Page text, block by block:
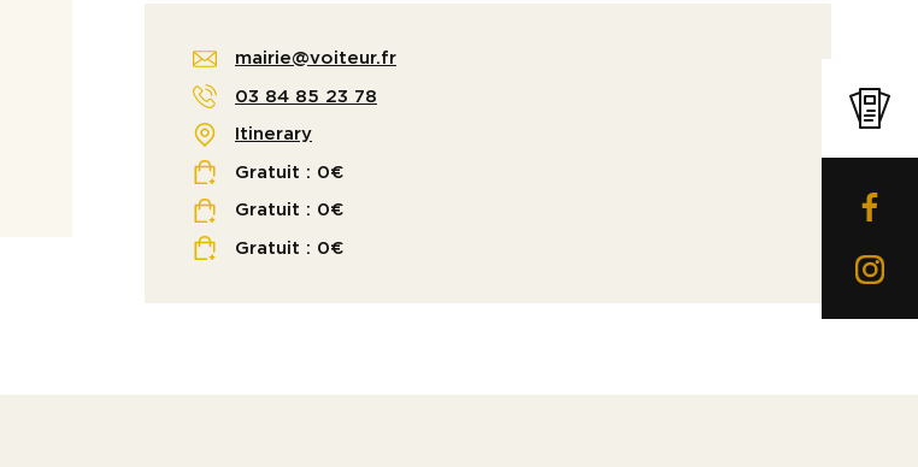
mairie@voiteur.fr
03 84 85 23 78
Itinerary
Gratuit : 0€
Gratuit : 0€
Gratuit : 0€